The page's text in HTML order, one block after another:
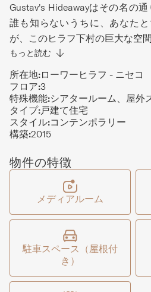
Gustav's Hideawayはその名の
誰も知らないうちに、あなた
が、このヒラフ下村の巨大な空
います。3フロアに広がるこの
しまうかもしれません。1階の
れを癒している人もいるでしょ
広々としたソファに寝転がり、
いる人も。素晴らしいバスルー
ームで、夜遊びに向けておめか
をしています。しかしほとんど
すべての素晴らしい快適さを楽
山の眺望を誇る素敵なデッキと
リーをつまみながらワインを楽
やがて全員がダイニングテーブ
の食事を堪能することでしょう
ベートシェフを手配して自宅で
ます）。これは私たちのコレク
もっと読む
所在地:ローワーヒラフ - ニセコ
フロア:3
特殊機能:シアタールーム、屋外
タイプ:戸建て住宅
スタイル:コンテンポラリー
構築:2015
物件の特徴
メディアルーム
駐車スペース（屋根付
き）